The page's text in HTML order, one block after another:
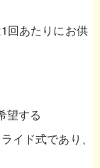
回あたりにお供
望する
イド式であり、